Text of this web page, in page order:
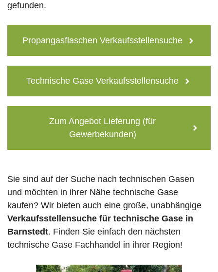
gefunden.
Propangasflaschen Verkaufsstellensuche
Technische Gase Verkaufsstellensuche
Zum Angebot Lieferung (für
Gewerbekunden)
Sie sind auf der Suche nach technischen Gasen
und möchten in ihrer Nähe technische Gase
kaufen? Wir bieten auch eine große, unabhängige
Verkaufsstellensuche für technische Gase in
Barnstedt. Finden Sie einfach den nächsten
technische Gase Fachhandel in ihrer Region!